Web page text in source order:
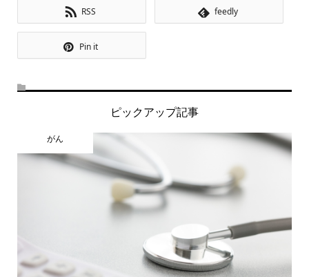
RSS feedly
Pin it
ピックアップ記事
がん